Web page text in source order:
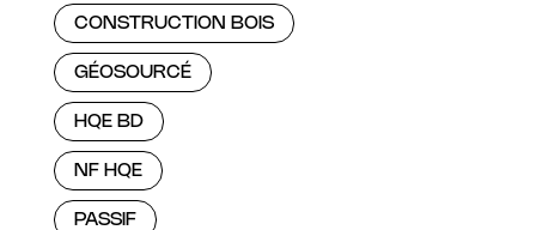
CONSTRUCTION BOIS
GÉOSOURCÉ
HQE BD
NF HQE
PASSIF